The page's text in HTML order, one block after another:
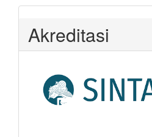
Akreditasi